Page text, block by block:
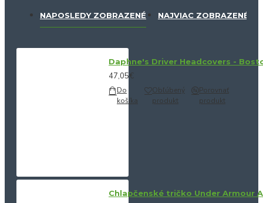
NAPOSLEDY ZOBRAZENÉ NAJVIAC ZOBRAZENÉ
Daphne's Driver Headcovers -
47,05€
Do
košíka
Obľúbený
produkt
Porovnať
produkt
Chlapčenské tričko Under Armour